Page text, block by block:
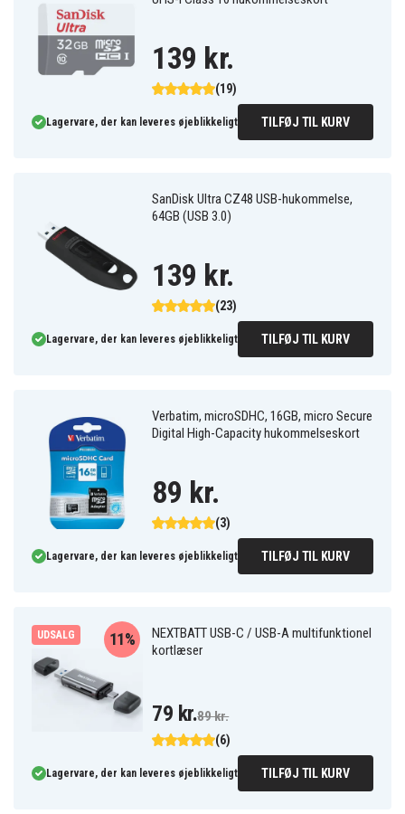
(19)
139 kr.
Lagervare, der kan leveres øjeblikkeligt TILFØJ TIL KURV
SanDisk Ultra CZ48 USB-hukommelse,
64GB (USB 3.0)
(23)
139 kr.
Lagervare, der kan leveres øjeblikkeligt TILFØJ TIL KURV
Verbatim, microSDHC, 16GB, micro Secure
Digital High-Capacity hukommelseskort
(3)
89 kr.
Lagervare, der kan leveres øjeblikkeligt TILFØJ TIL KURV
UDSALG
NEXTBATT USB-C / USB-A multifunktionel
kortlæser
(6)
11%
79 kr.89 kr.
Lagervare, der kan leveres øjeblikkeligt TILFØJ TIL KURV